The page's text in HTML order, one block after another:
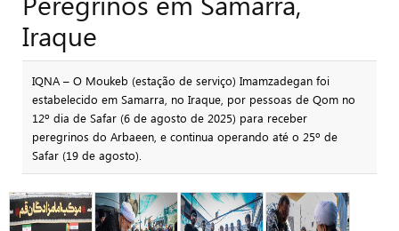
Iraque
IQNA – O Moukeb (estação de serviço) Imamzadegan foi
estabelecido em Samarra, no Iraque, por pessoas de Qom no
12º dia de Safar (6 de agosto de 2025) para receber
peregrinos do Arbaeen, e continua operando até o 25º de
Safar (19 de agosto).